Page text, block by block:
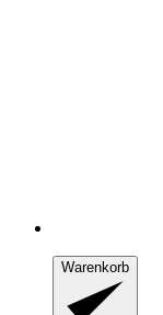
Warenkorb